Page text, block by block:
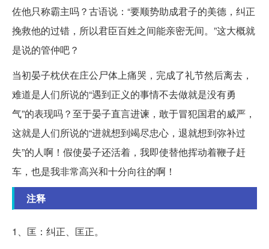
佐他只称霸主吗？古语说：“要顺势助成君子的美德，纠正
挽救他的过错，所以君臣百姓之间能亲密无间。”这大概就
是说的管仲吧？
当初晏子枕伏在庄公尸体上痛哭，完成了礼节然后离去，
难道是人们所说的“遇到正义的事情不去做就是没有勇
气”的表现吗？至于晏子直言进谏，敢于冒犯国君的威严，
这就是人们所说的“进就想到竭尽忠心，退就想到弥补过
失”的人啊！假使晏子还活着，我即使替他挥动着鞭子赶
车，也是我非常高兴和十分向往的啊！
注释
1、匡：纠正、匡正。